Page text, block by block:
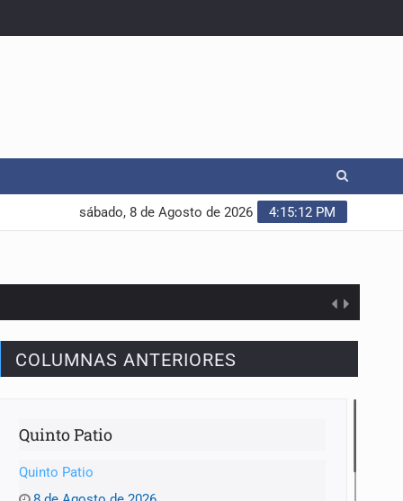
4:15:13 PM
sábado, 8 de Agosto de 2026
COLUMNAS ANTERIORES
Quinto Patio
Quinto Patio